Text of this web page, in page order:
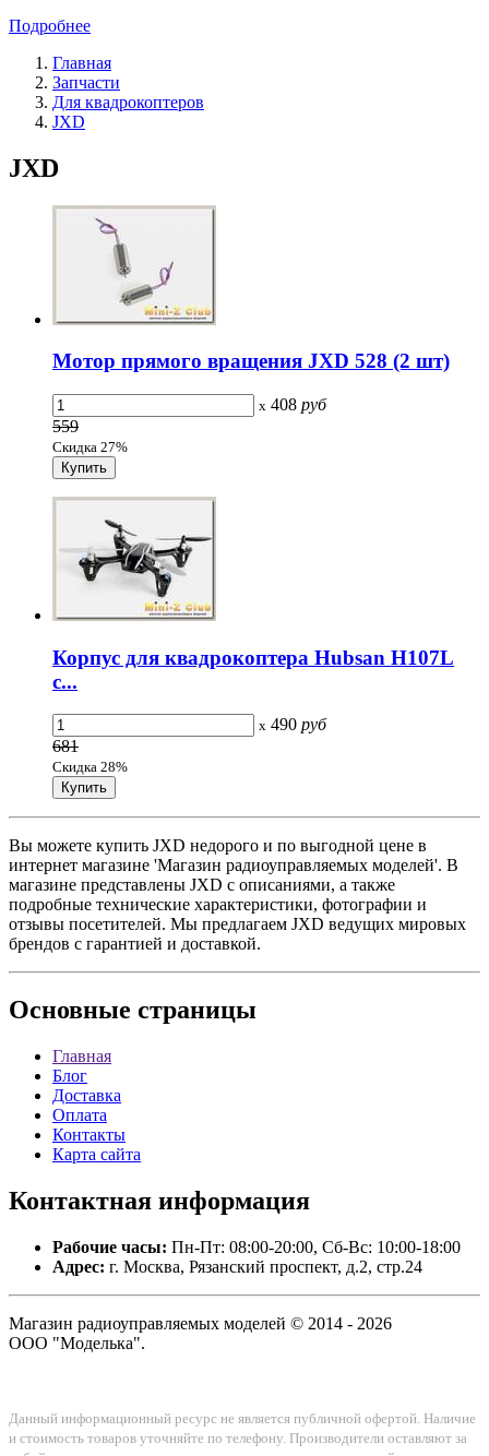
Подробнее
Главная
Запчасти
Для квадрокоптеров
JXD
JXD
Мотор прямого вращения JXD 528 (2 шт)
x 408 руб
559
Скидка 27%
Корпус для квадрокоптера Hubsan H107L
с...
x 490 руб
681
Скидка 28%
Вы можете купить JXD недорого и по выгодной цене в
интернет магазине 'Магазин радиоуправляемых моделей'. В
магазине представлены JXD с описаниями, а также
подробные технические характеристики, фотографии и
отзывы посетителей. Мы предлагаем JXD ведущих мировых
брендов с гарантией и доставкой.
Основные страницы
Главная
Блог
Доставка
Оплата
Контакты
Карта сайта
Контактная информация
Рабочие часы: Пн-Пт: 08:00-20:00, Сб-Вс: 10:00-18:00
Адрес: г. Москва, Рязанский проспект, д.2, стр.24
Магазин радиоуправляемых моделей © 2014 - 2026
ООО "Моделька".
Данный информационный ресурс не является публичной офертой. Наличие
и стоимость товаров уточняйте по телефону. Производители оставляют за